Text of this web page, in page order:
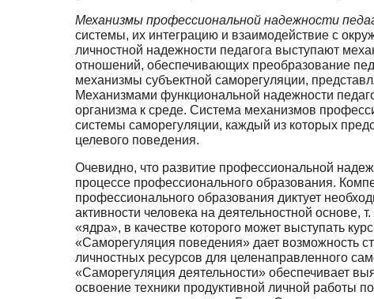
Механизмы профессиональной надежности
системы, их интеграцию и взаимодей­ствие с
личностной надежности педагога выступают
отношений, обеспечивающих преобразование
механизмы субъектной саморегуляции,
Механизмами функцио­нальной надежности
организма к среде. Система механизмов
системы саморегуля­ции, каждый из которых
целевого поведения.
Очевидно, что развитие профессиональной
процессе профессионального образова­ния.
профессионального образования диктует
активности человека на деятельностной основе,
«ядра», в качестве которого может выступать
«Саморегуляция поведения» дает возможность
личностных ресурсов для целенаправленного
«Саморегуляция деятельности» обеспечивает
освоение техники продуктивной личной работы